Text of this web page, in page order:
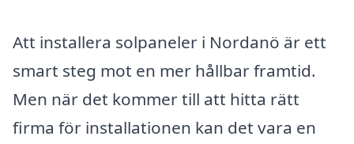
Att installera solpaneler i Nordanö är ett
smart steg mot en mer hållbar framtid.
Men när det kommer till att hitta rätt
firma för installationen kan det vara en